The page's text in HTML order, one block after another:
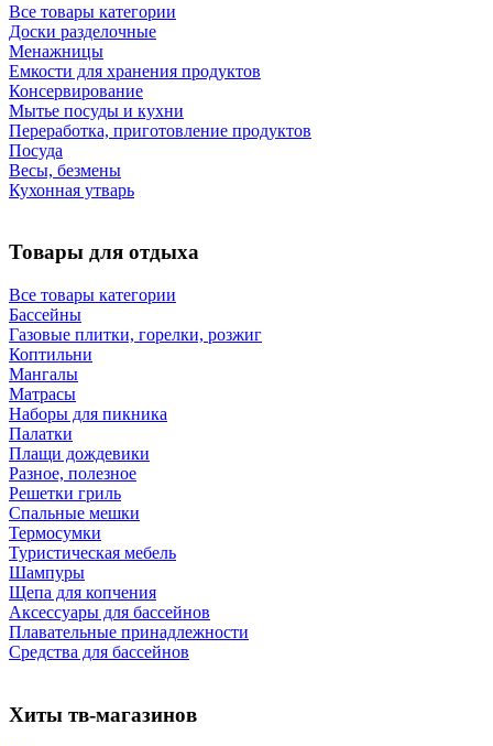
Все товары категории
Доски разделочные
Менажницы
Емкости для хранения продуктов
Консервирование
Мытье посуды и кухни
Переработка, приготовление продуктов
Посуда
Весы, безмены
Кухонная утварь
Товары для отдыха
Все товары категории
Бассейны
Газовые плитки, горелки, розжиг
Коптильни
Мангалы
Матрасы
Наборы для пикника
Палатки
Плащи дождевики
Разное, полезное
Решетки гриль
Спальные мешки
Термосумки
Туристическая мебель
Шампуры
Щепа для копчения
Аксессуары для бассейнов
Плавательные принадлежности
Средства для бассейнов
Хиты тв-магазинов